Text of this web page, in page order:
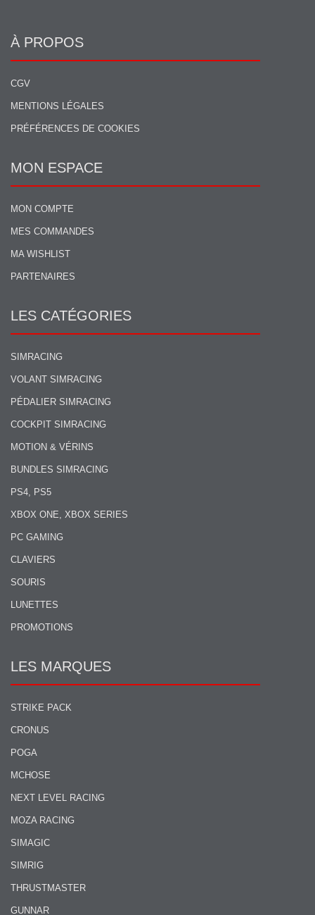
À PROPOS
CGV
MENTIONS LÉGALES
PRÉFÉRENCES DE COOKIES
MON ESPACE
MON COMPTE
MES COMMANDES
MA WISHLIST
PARTENAIRES
LES CATÉGORIES
SIMRACING
VOLANT SIMRACING
PÉDALIER SIMRACING
COCKPIT SIMRACING
MOTION & VÉRINS
BUNDLES SIMRACING
PS4, PS5
XBOX ONE, XBOX SERIES
PC GAMING
CLAVIERS
SOURIS
LUNETTES
PROMOTIONS
LES MARQUES
STRIKE PACK
CRONUS
POGA
MCHOSE
NEXT LEVEL RACING
MOZA RACING
SIMAGIC
SIMRIG
THRUSTMASTER
GUNNAR